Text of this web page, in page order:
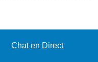
Chat en Direct